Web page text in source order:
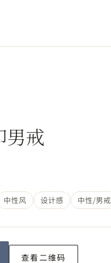
男戒
中性风 设计感 中性/男戒
查看二维码